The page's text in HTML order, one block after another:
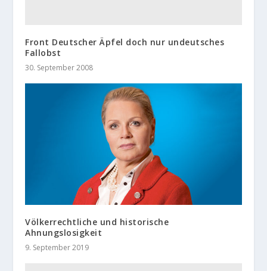
Front Deutscher Äpfel doch nur undeutsches
Fallobst
30. September 2008
Völkerrechtliche und historische
Ahnungslosigkeit
9. September 2019